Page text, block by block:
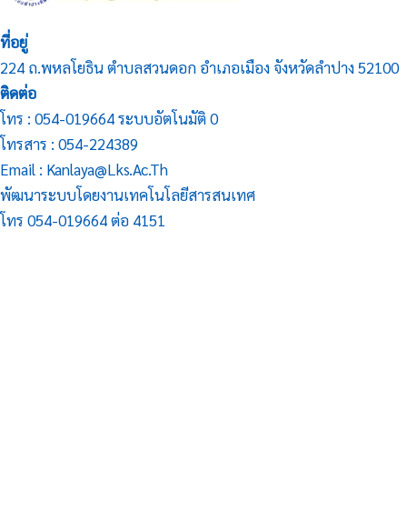
ที่อยู่
224 ถ.พหลโยธิน ตำบลสวนดอก อำเภอเมือง จังหวัดลำปาง 52100
ติดต่อ
โทร : 054-019664 ระบบอัตโนมัติ 0
โทรสาร : 054-224389
Email : Kanlaya@lks.ac.th
พัฒนาระบบโดยงานเทคโนโลยีสารสนเทศ
โทร 054-019664 ต่อ 4151